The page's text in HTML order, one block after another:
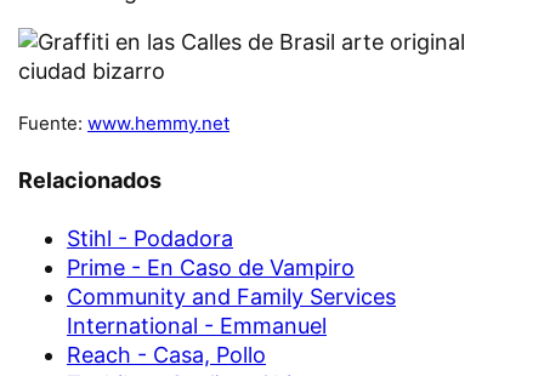
Fuente: www.hemmy.net
Relacionados
Stihl - Podadora
Prime - En Caso de Vampiro
Community and Family Services
International - Emmanuel
Reach - Casa, Pollo